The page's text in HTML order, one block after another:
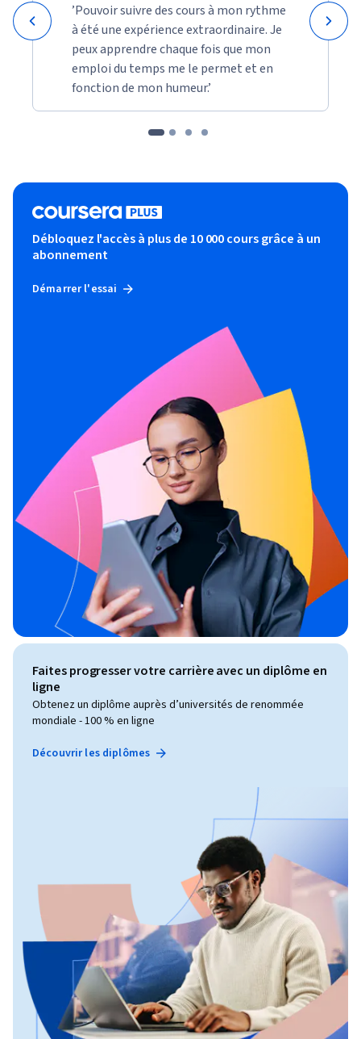
’Pouvoir suivre des cours à mon rythme
à été une expérience extraordinaire. Je
peux apprendre chaque fois que mon
emploi du temps me le permet et en
fonction de mon humeur.’
Débloquez l'accès à plus de 10 000 cours grâce à un
abonnement
Démarrer l'essai
Faites progresser votre carrière avec un diplôme en
ligne
Obtenez un diplôme auprès d’universités de renommée
mondiale - 100 % en ligne
Découvrir les diplômes